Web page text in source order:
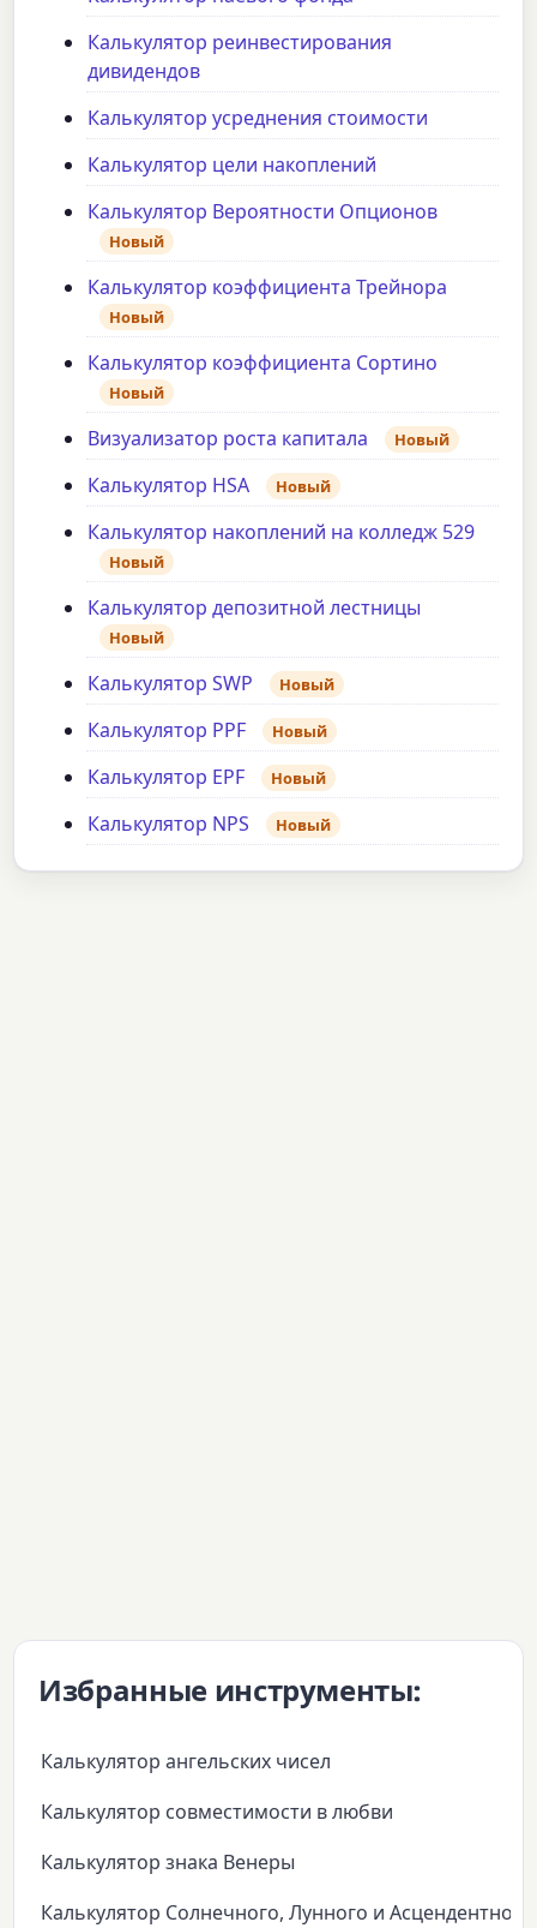
Калькулятор реинвестирования
дивидендов
Калькулятор усреднения стоимости
Калькулятор цели накоплений
Калькулятор Вероятности Опционов
Новый
Калькулятор коэффициента Трейнора
Новый
Калькулятор коэффициента Сортино
Новый
Визуализатор роста капитала Новый
Калькулятор HSA Новый
Калькулятор накоплений на колледж 529
Новый
Калькулятор депозитной лестницы
Новый
Калькулятор SWP Новый
Калькулятор PPF Новый
Калькулятор EPF Новый
Калькулятор NPS Новый
Избранные инструменты:
Калькулятор ангельских чисел
Калькулятор совместимости в любви
Калькулятор знака Венеры
Калькулятор Солнечного, Лунного и Асцендентного